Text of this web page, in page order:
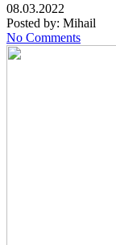
08.03.2022
Posted by: Mihail
No Comments